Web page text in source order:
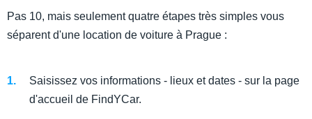
Pas 10, mais seulement quatre étapes très simples vous
séparent d'une location de voiture à Prague :
Saisissez vos informations - lieux et dates - sur la page
d'accueil de FindYCar.